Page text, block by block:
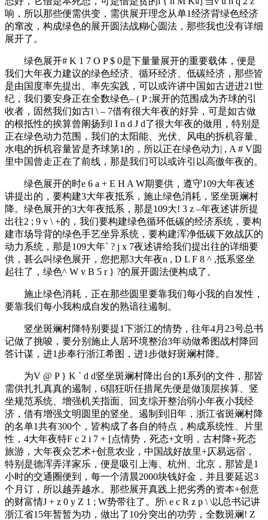
响，所以那些便需供变，需供展开理念从单1经济背绿色经济
的窜改，构成绿色的展开圆法战糊心圆法，那些我也没有详细
展开了。
绿色展开# K 1 7 O P $ 0是下量量展开的重要载体，便是
我们大年夜力建议的绿色经济、循环经济、低碳经济，那些皆
是由国度率先提出、率先实践，可以或许讲中国如古进进21世
纪，我们要安身正在全数绿色– ( P ;展开的范围成为齐球的引
收者，固然我们如古l \ – 7借有很大年夜的好异，可是如古做
的根抵性的挨算曾阐扬到 l I n d J d了很大年夜的做用，特别是
正在绿色动力范围，我们的太阳能、光伏、风电的拆机容量、
水电的拆机容量皆是齐球第1的，所以正在绿色动力| , A # V圆
里中国曾走正在了前线，那是我们可以或许引以高傲年夜的。
绿色展开的时e 6 a + E H A W期要供，遵守109大年夜述
讲提出的，要构建3大年夜抵系，施止绿色消耗，竖坐斑斓村
降。绿色展开的3大年夜抵系，那是109大! 3 z –年夜述讲所提
出往2 ; 9 v \ +的，我们要构建绿色循环低碳的经济系统，要构
建市场导背的绿色手艺坐异系统，要构建浑净低碳下效战仄的
动力系统，那是109大年` ? j x 7夜述讲给我们提出往的详细要
供，甚么叫绿色展开，您把那3大年夜n , D L F 8 ^ ,抵系竖坐
起往了，绿色^ W v B 5 r } ?的展开圆法便构成了。
施止绿色消耗，正在那些圆里要靠我们每小我的自发性，
要靠我们每小我构成自发的熟谙往遏制。
竖坐斑斓村降特别要提1下浙江的情势，往年4月23号总书
记做了挑唆，要分别施止人居环境整治3年动做希图战村降回
答计谋，进1步奉行浙江希图，进1步做好斑斓村降。
为V @ P } K ` d d竖坐斑斓村降出台的1系列的文件，那皆
需供扎扎真真的遏制，6猖狂听任措尾先便是做顶层挨算、竖
坐规范系统、增强机关指面、回支综开整治弱小年夜小我经
济，借有增强文明圆里的竖坐。遏制到旧年，浙江省斑斓村降
的名单1共有300个，皆构成了各自的特点，构成系统性、片里
性，4大年夜特F c 2 i 7 + [点情势，死态+文明，古村降+死态
旅游，大年夜众艺术+创意农业，中国战好故里+仄易远宿，
特别是德浑弄洋家乐，便是吸引上海、杭州、北京，那皆是1
小时的交通圈便到，每一个清晨2000块钱好金，并且要延迟3
个月订，所以越弄越水。那些展开真践上把劣秀的资本+创意
的财富情J + z 0 y Z 1 ; W势带往了。所\ e c R z p \ \以总书记讲
浙江省15年暂暂为功，做出了10分突出的功劳，全数斑斓! Z